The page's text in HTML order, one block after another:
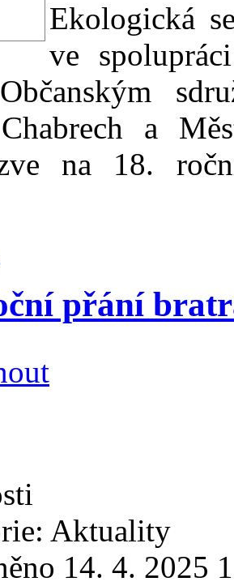
Ekologická
ve
a
na 18.
přání
Aktuality
14. 4. 2025